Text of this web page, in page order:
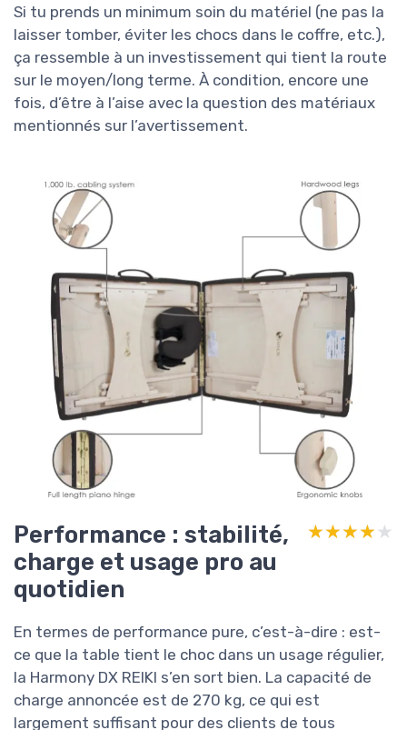
Si tu prends un minimum soin du matériel (ne pas la
laisser tomber, éviter les chocs dans le coffre, etc.),
ça ressemble à un investissement qui tient la route
sur le moyen/long terme. À condition, encore une
fois, d’être à l’aise avec la question des matériaux
mentionnés sur l’avertissement.
Performance : stabilité,
charge et usage pro au
quotidien
★★★★★
★★★★★
En termes de performance pure, c’est-à-dire : est-
ce que la table tient le choc dans un usage régulier,
la Harmony DX REIKI s’en sort bien. La capacité de
charge annoncée est de 270 kg, ce qui est
largement suffisant pour des clients de tous